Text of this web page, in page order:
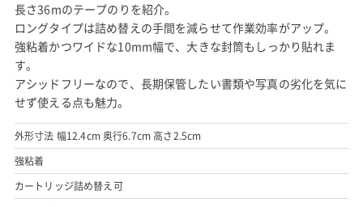
長さ36mのテープのりを紹介。
ロングタイプは詰め替えの手間を減らせて作業効率がアップ。
強粘着かつワイドな10mm幅で、大きな封筒もしっかり貼れま
す。
アシッドフリーなので、長期保管したい書類や写真の劣化を気に
せず使える点も魅力。
外形寸法 幅12.4cm 奥行6.7cm 高さ2.5cm
強粘着
カートリッジ詰め替え可